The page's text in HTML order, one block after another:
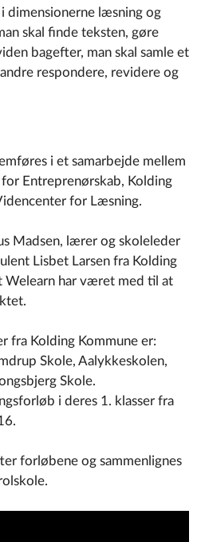
dimensionerne læsning og
skal finde teksten, gøre
bagefter, man skal samle et
respondere, revidere og
i et samarbejde mellem
Entreprenørskab, Kolding
for Læsning.
Madsen, lærer og skoleleder
Lisbet Larsen fra Kolding
Welearn har været med til at
fra Kolding Kommune er:
Skole, Aalykkeskolen,
Skole.
i deres 1. klasser fra
forløbene og sammenlignes